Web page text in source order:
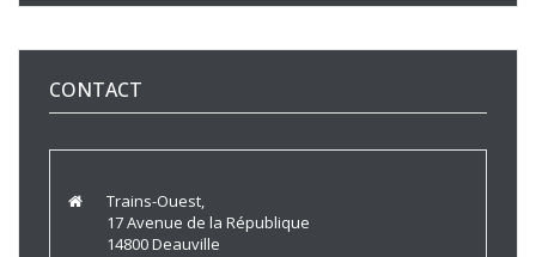
CONTACT
Trains-Ouest,
17 Avenue de la République
14800 Deauville